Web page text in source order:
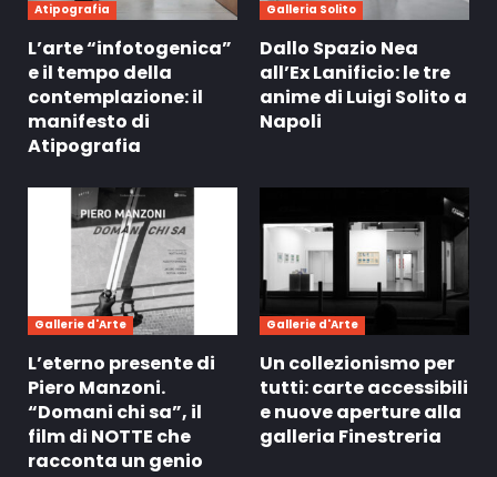
Atipografia
L’arte “infotogenica”
e il tempo della
contemplazione: il
manifesto di
Atipografia
Galleria Solito
Dallo Spazio Nea
all’Ex Lanificio: le tre
anime di Luigi Solito a
Napoli
Gallerie d'Arte
L’eterno presente di
Piero Manzoni.
“Domani chi sa”, il
film di NOTTE che
racconta un genio
Gallerie d'Arte
Un collezionismo per
tutti: carte accessibili
e nuove aperture alla
galleria Finestreria